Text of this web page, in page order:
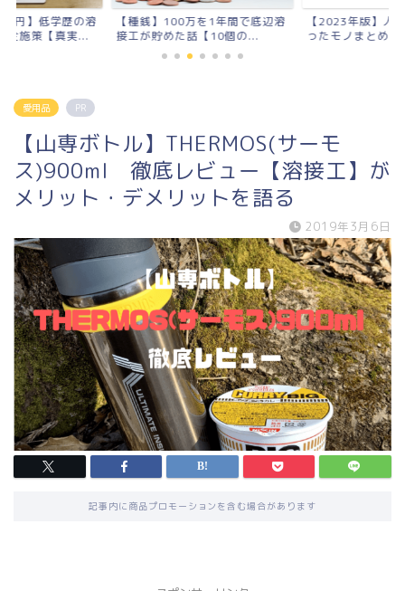
円】低学歴の溶
全施策【真実...
【種銭】100万を1年間で底辺溶
接工が貯めた話【10個の...
【2023年版】人
ったモノまとめ
愛用品 PR
【山専ボトル】THERMOS(サーモ
ス)900ml 徹底レビュー【溶接工】が
メリット・デメリットを語る
2019年3月6日
記事内に商品プロモーションを含む場合があります